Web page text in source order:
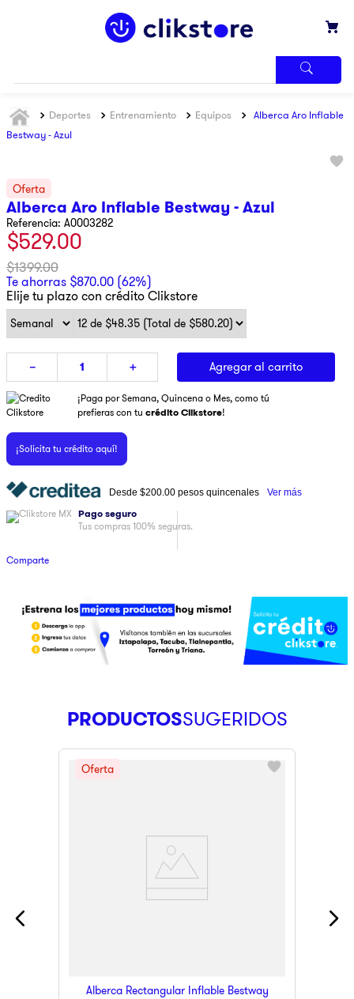
Deportes Entrenamiento Equipos
Alberca Aro Inflable
Bestway - Azul
Alberca Aro Inflable Bestway - Azul
Referencia: A0003282
$529.00
$1399.00
Te ahorras $870.00 (62%)
Elije tu plazo con crédito Clikstore
＋
－ Agregar al carrito
¡Paga por Semana, Quincena o Mes, como tú
prefieras con tu crédito Clikstore!
¡Solicita tu crédito aquí!
Desde $200.00 pesos quincenales Ver más
Pago seguro
Tus compras 100% seguras.
Comparte
PRODUCTOS
Alberca Rectangular Inflable Bestway
MÁS
BUSCADOS
3.
samsung
4.
pantalla
5.
motos
6.
winia
7.
xbox
10. pulsar